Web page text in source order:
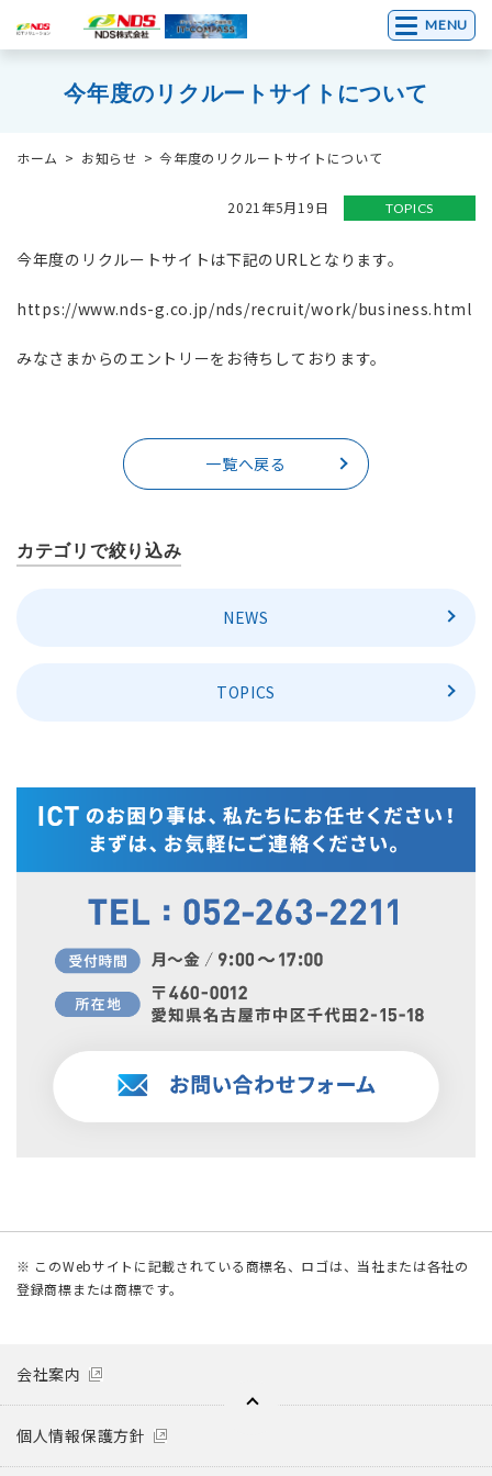
MENU
今年度のリクルートサイトについて
ホーム お知らせ 今年度のリクルートサイトについて
2021年5月19日 TOPICS
今年度のリクルートサイトは下記のURLとなります。
https://www.nds-g.co.jp/nds/recruit/work/business.html
みなさまからのエントリーをお待ちしております。
一覧へ戻る
カテゴリで絞り込み
NEWS
TOPICS
※ このWebサイトに記載されている商標名、ロゴは、当社または各社の
登録商標または商標です。
会社案内
個人情報保護方針